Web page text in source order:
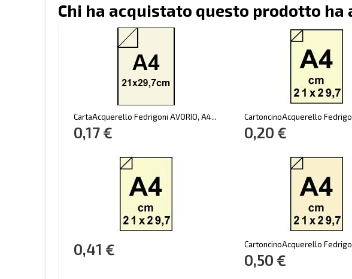
Chi ha acquistato questo prodotto ha
CartaAcquerello Fedrigoni AVORIO, A4...
0,17 €
CartoncinoAcquerello
0,20 €
0,41 € CartoncinoAcquerello
0,50 €